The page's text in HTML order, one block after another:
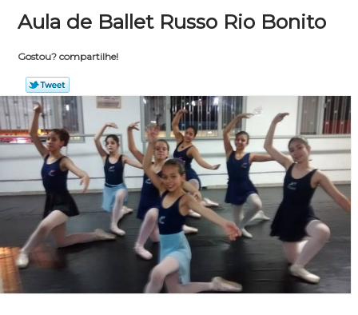
Aula de Ballet Russo Rio Bonito
Gostou? compartilhe!